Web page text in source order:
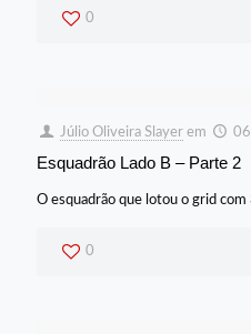
0
Júlio Oliveira Slayer em
Esquadrão Lado B – Parte 2
O esquadrão que lotou o grid
0